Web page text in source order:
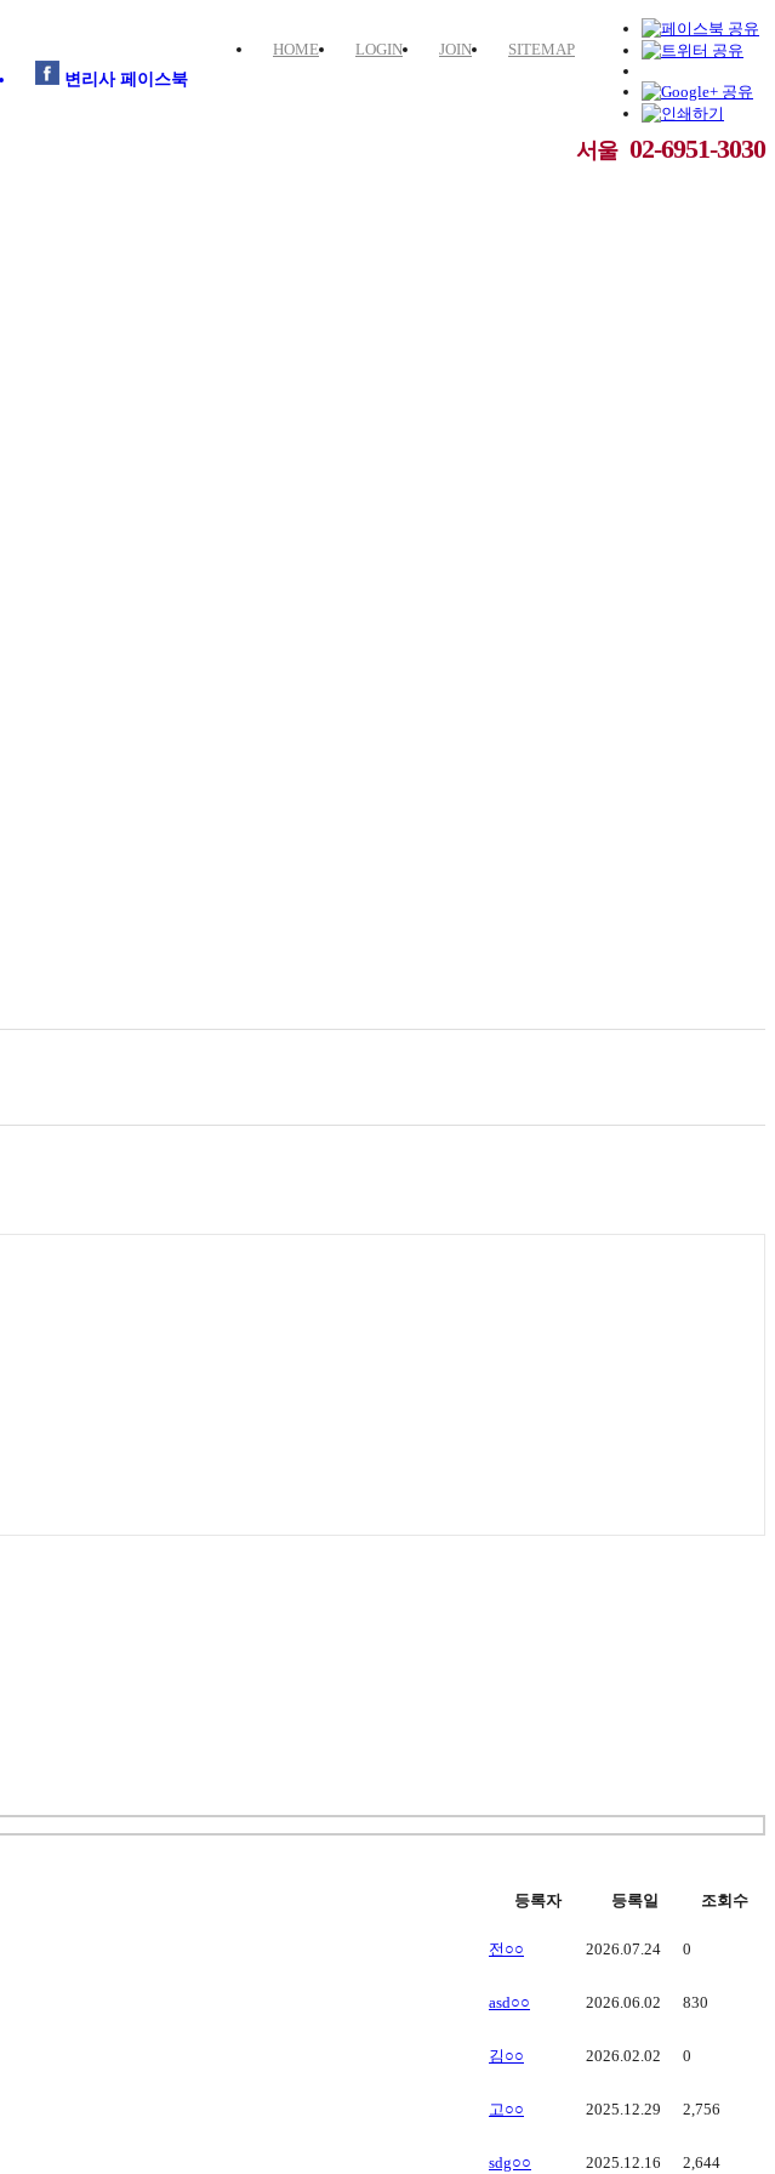
HOME LOGIN JOIN
SITEMAP
변리사 페이스북
서울02-6951-3030
등록자 등록일 조회수
전○○ 2026.07.24 0
asd○○ 2026.06.02 830
김○○ 2026.02.02 0
고○○ 2025.12.29 2,756
sdg○○ 2025.12.16 2,644